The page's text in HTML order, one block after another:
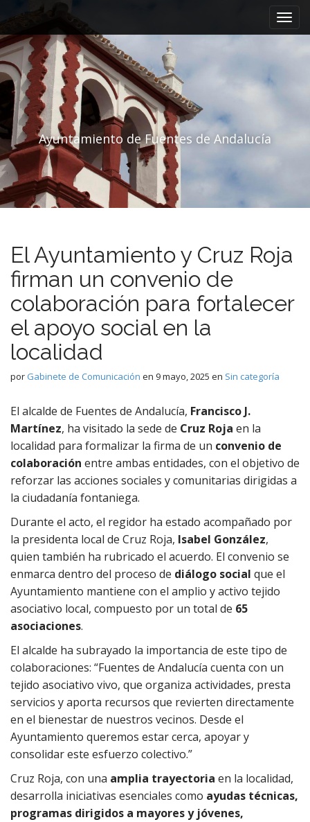
Menú principal
Saltar al contenido
Ayuntamiento de Fuentes de Andalucía
El Ayuntamiento y Cruz Roja
firman un convenio de
colaboración para fortalecer
el apoyo social en la
localidad
por Gabinete de Comunicación en 9 mayo, 2025 en Sin categoría
El alcalde de Fuentes de Andalucía, Francisco J.
Martínez, ha visitado la sede de Cruz Roja en la
localidad para formalizar la firma de un convenio de
colaboración entre ambas entidades, con el objetivo de
reforzar las acciones sociales y comunitarias dirigidas a
la ciudadanía fontaniega.
Durante el acto, el regidor ha estado acompañado por
la presidenta local de Cruz Roja, Isabel González,
quien también ha rubricado el acuerdo. El convenio se
enmarca dentro del proceso de diálogo social que el
Ayuntamiento mantiene con el amplio y activo tejido
asociativo local, compuesto por un total de 65
asociaciones.
El alcalde ha subrayado la importancia de este tipo de
colaboraciones: “Fuentes de Andalucía cuenta con un
tejido asociativo vivo, que organiza actividades, presta
servicios y aporta recursos que revierten directamente
en el bienestar de nuestros vecinos. Desde el
Ayuntamiento queremos estar cerca, apoyar y
consolidar este esfuerzo colectivo.”
Cruz Roja, con una amplia trayectoria en la localidad,
desarrolla iniciativas esenciales como ayudas técnicas,
programas dirigidos a mayores y jóvenes,